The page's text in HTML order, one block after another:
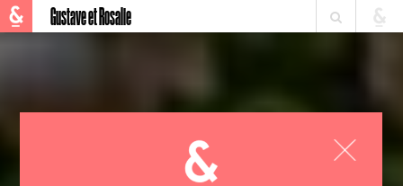
Gustave et Rosalie